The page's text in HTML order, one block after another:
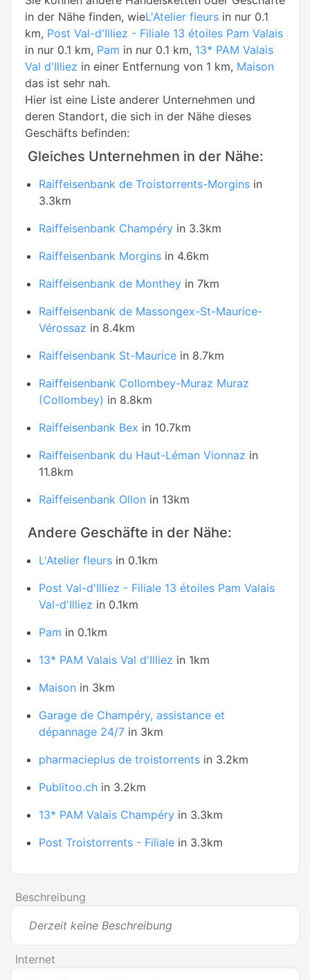
in der Nähe finden, wieL'Atelier fleurs in nur 0.1
km, Post Val-d'Illiez - Filiale 13 étoiles Pam Valais
in nur 0.1 km, Pam in nur 0.1 km, 13* PAM Valais
Val d'Illiez in einer Entfernung von 1 km, Maison
das ist sehr nah.
Hier ist eine Liste anderer Unternehmen und
deren Standort, die sich in der Nähe dieses
Geschäfts befinden:
Gleiches Unternehmen in der Nähe:
Raiffeisenbank de Troistorrents-Morgins in
3.3km
Raiffeisenbank Champéry in 3.3km
Raiffeisenbank Morgins in 4.6km
Raiffeisenbank de Monthey in 7km
Raiffeisenbank de Massongex-St-Maurice-
Vérossaz in 8.4km
Raiffeisenbank St-Maurice in 8.7km
Raiffeisenbank Collombey-Muraz Muraz
(Collombey) in 8.8km
Raiffeisenbank Bex in 10.7km
Raiffeisenbank du Haut-Léman Vionnaz in
11.8km
Raiffeisenbank Ollon in 13km
Andere Geschäfte in der Nähe:
L'Atelier fleurs in 0.1km
Post Val-d'Illiez - Filiale 13 étoiles Pam Valais
Val-d'Illiez in 0.1km
Pam in 0.1km
13* PAM Valais Val d'Illiez in 1km
Maison in 3km
Garage de Champéry, assistance et
dépannage 24/7 in 3km
pharmacieplus de troistorrents in 3.2km
Publitoo.ch in 3.2km
13* PAM Valais Champéry in 3.3km
Post Troistorrents - Filiale in 3.3km
Beschreibung
Derzeit keine Beschreibung
Internet